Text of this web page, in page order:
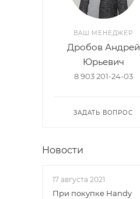
ВАШ МЕНЕДЖЕР
Дробов Андрей
Юрьевич
8 903 201-24-03
ЗАДАТЬ ВОПРОС
Новости
17 августа 2021
При покупке Handy